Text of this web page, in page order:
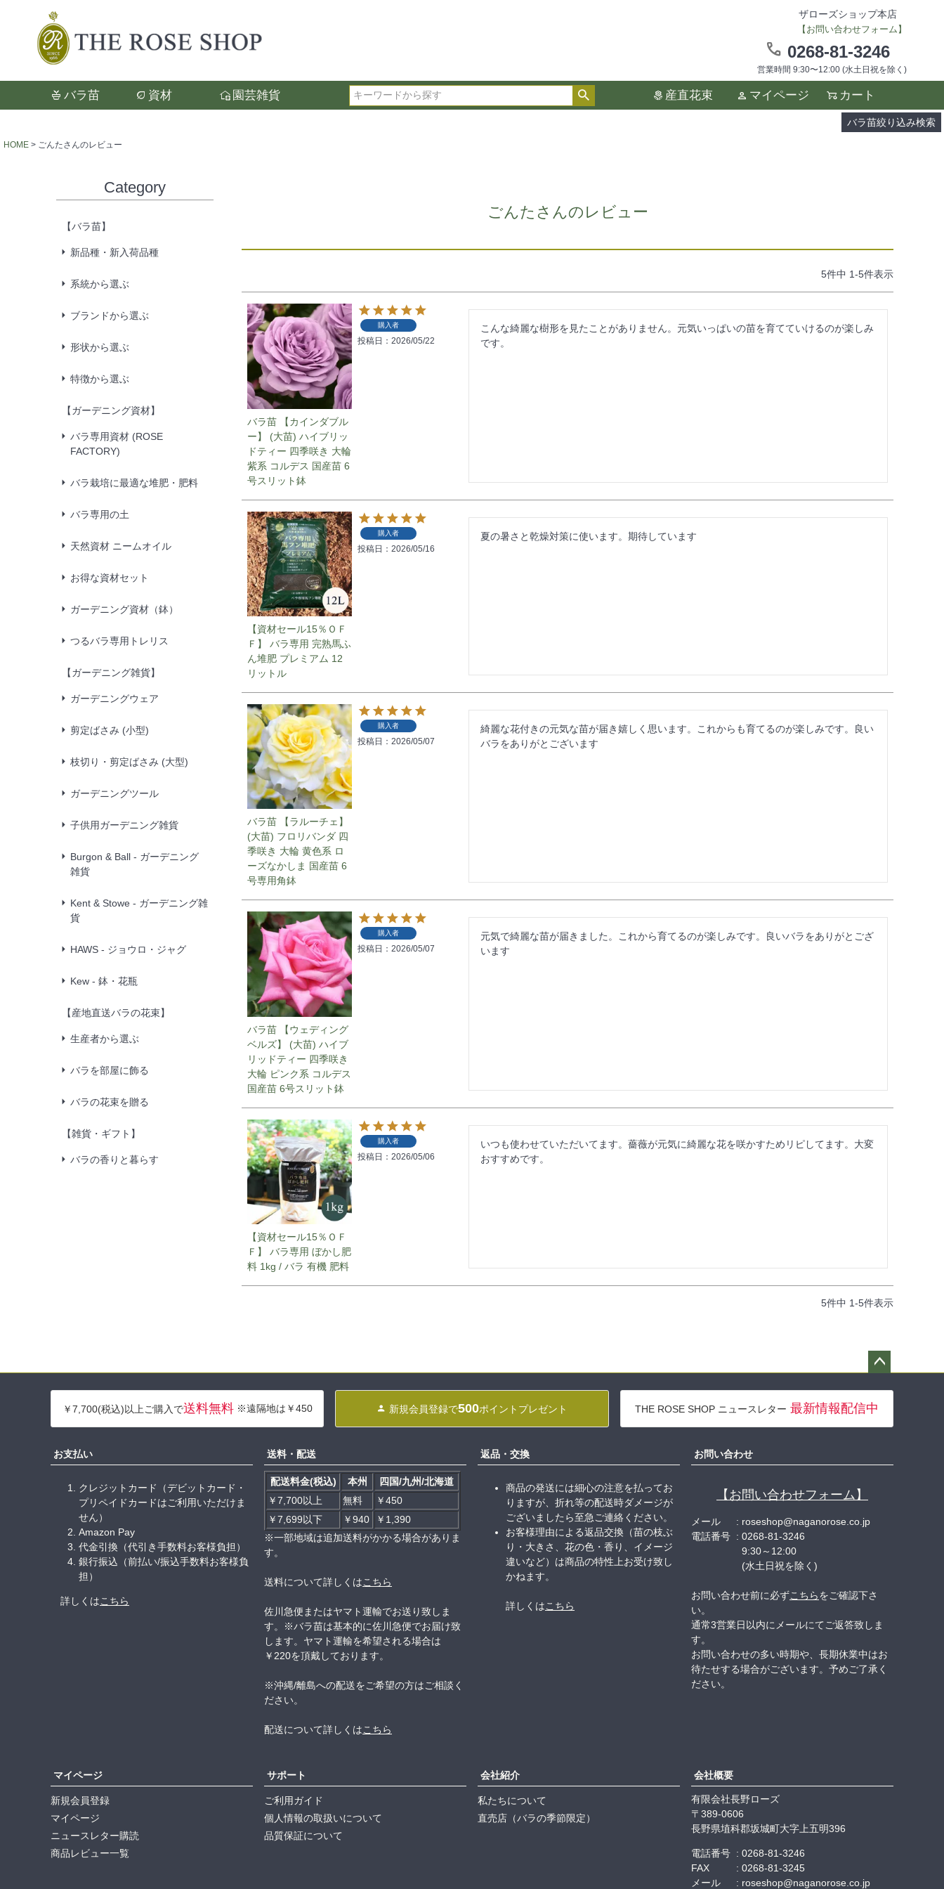
ザローズショップ本店
【お問い合わせフォーム】
0268-81-3246
営業時間 9:30〜12:00 (水土日祝を除く)
バラ苗 資材 園芸雑貨
検索 産直花束 マイページ カート
バラ苗絞り込み検索
検索
選択した項目全てに該当する品種のみ検索結果に表示されます。
タイプ、カラー、ブランドなどは1つずつ選択してください。
HOME ごんたさんのレビュー
Category
【バラ苗】
新品種・新入荷品種
系統から選ぶ
ブランドから選ぶ
形状から選ぶ
特徴から選ぶ
【ガーデニング資材】
バラ専用資材 (ROSE
FACTORY)
バラ栽培に最適な堆肥・肥料
バラ専用の土
天然資材 ニームオイル
お得な資材セット
ガーデニング資材（鉢）
つるバラ専用トレリス
【ガーデニング雑貨】
ガーデニングウェア
剪定ばさみ (小型)
枝切り・剪定ばさみ (大型)
ガーデニングツール
子供用ガーデニング雑貨
Burgon & Ball - ガーデニング
雑貨
Kent & Stowe - ガーデニング雑
貨
HAWS - ジョウロ・ジャグ
Kew - 鉢・花瓶
【産地直送バラの花束】
生産者から選ぶ
バラを部屋に飾る
バラの花束を贈る
【雑貨・ギフト】
バラの香りと暮らす
ごんたさんのレビュー
5件中 1-5件表示
バラ苗 【カインダブル
ー】 (大苗) ハイブリッ
ドティー 四季咲き 大輪
紫系 コルデス 国産苗 6
号スリット鉢
購入者
投稿日 2026/05/22
こんな綺麗な樹形を見たことがありません。元気いっぱいの苗を育てていけるのが楽しみ
です。
【資材セール15％ＯＦ
Ｆ】 バラ専用 完熟馬ふ
ん堆肥 プレミアム 12
リットル
購入者
投稿日 2026/05/16
夏の暑さと乾燥対策に使います。期待しています
バラ苗 【ラルーチェ】
(大苗) フロリバンダ 四
季咲き 大輪 黄色系 ロ
ーズなかしま 国産苗 6
号専用角鉢
購入者
投稿日 2026/05/07
綺麗な花付きの元気な苗が届き嬉しく思います。これからも育てるのが楽しみです。良い
バラをありがとございます
バラ苗 【ウェディング
ベルズ】 (大苗) ハイブ
リッドティー 四季咲き
大輪 ピンク系 コルデス
国産苗 6号スリット鉢
購入者
投稿日 2026/05/07
元気で綺麗な苗が届きました。これから育てるのが楽しみです。良いバラをありがとござ
います
【資材セール15％ＯＦ
Ｆ】 バラ専用 ぼかし肥
料 1kg / バラ 有機 肥料
購入者
投稿日 2026/05/06
いつも使わせていただいてます。薔薇が元気に綺麗な花を咲かすためリピしてます。大変
おすすめです。
5件中 1-5件表示
ップ
へ
￥7,700(税込)以上ご購入で送料無料※遠隔地は￥450 新規会員登録で500ポイントプレゼント THE ROSE SHOP ニュースレター 最新情報配信中
お支払い
クレジットカード（デビットカード・
プリペイドカードはご利用いただけま
せん）
Amazon Pay
代金引換（代引き手数料お客様負担）
銀行振込（前払い/振込手数料お客様負
担）
詳しくはこちら
送料・配送
配送料金(税込) 本州
四国/九州/北海道
￥7,700以上
無料
￥450
￥7,699以下
￥940
￥1,390
※一部地域は追加送料がかかる場合がありま
す。
送料について詳しくはこちら
佐川急便またはヤマト運輸でお送り致しま
す。※バラ苗は基本的に佐川急便でお届け致
します。ヤマト運輸を希望される場合は
￥220を頂戴しております。
※沖縄/離島への配送をご希望の方はご相談く
ださい。
配送について詳しくはこちら
返品・交換
商品の発送には細心の注意を払ってお
りますが、折れ等の配送時ダメージが
ございましたら至急ご連絡ください。
お客様理由による返品交換（苗の枝ぶ
り・大きさ、花の色・香り、イメージ
違いなど）は商品の特性上お受け致し
かねます。
詳しくはこちら
お問い合わせ
【お問い合わせフォーム】
メール
roseshop@naganorose.co.jp
電話番号
0268-81-3246
9:30～12:00
(水土日祝を除く)
お問い合わせ前に必ずこちらをご確認下さ
い。
通常3営業日以内にメールにてご返答致しま
す。
お問い合わせの多い時期や、長期休業中はお
待たせする場合がございます。予めご了承く
ださい。
マイページ
新規会員登録
マイページ
ニュースレター購読
商品レビュー一覧
サポート
ご利用ガイド
個人情報の取扱いについて
品質保証について
会社紹介
私たちについて
直売店（バラの季節限定）
会社概要
有限会社長野ローズ
389-0606
長野県埴科郡坂城町大字上五明396
電話番号
0268-81-3246
FAX
0268-81-3245
メール
roseshop@naganorose.co.jp